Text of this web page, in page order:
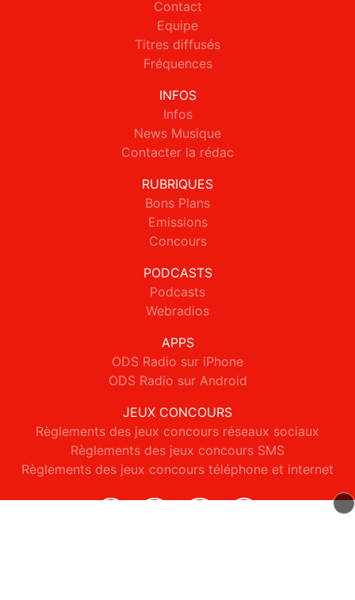
Contact
Equipe
Titres diffusés
Fréquences
INFOS
Infos
News Musique
Contacter la rédac
RUBRIQUES
Bons Plans
Emissions
Concours
PODCASTS
Podcasts
Webradios
APPS
ODS Radio sur iPhone
ODS Radio sur Android
JEUX CONCOURS
Règlements des jeux concours réseaux sociaux
Règlements des jeux concours SMS
Règlements des jeux concours téléphone et internet